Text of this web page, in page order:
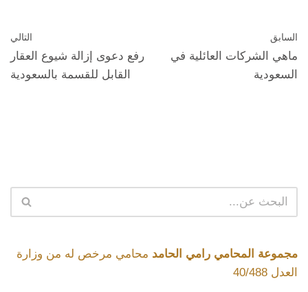
السابق
ماهي الشركات العائلية في
السعودية
التالي
رفع دعوى إزالة شيوع العقار
القابل للقسمة بالسعودية
مجموعة المحامي رامي الحامد محامي مرخص له من وزارة
العدل 40/488